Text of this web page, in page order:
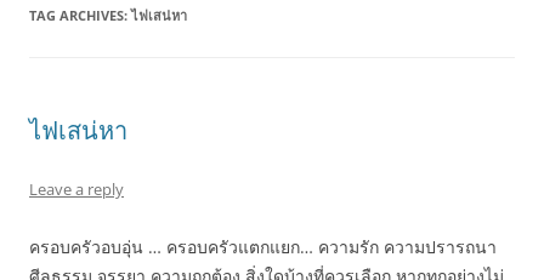
TAG ARCHIVES:ไฟเสน่หา
ไฟเสน่หา
Leave a reply
ครอบครัวอบอุ่น … ครอบครัวแตกแยก… ความรัก ความปรารถนา